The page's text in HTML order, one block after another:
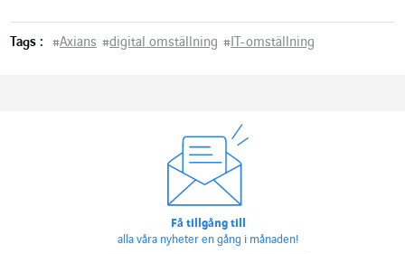
Tags : #Axians #digital omställning #IT-omställning
Få tillgång till
alla våra nyheter en gång i månaden!